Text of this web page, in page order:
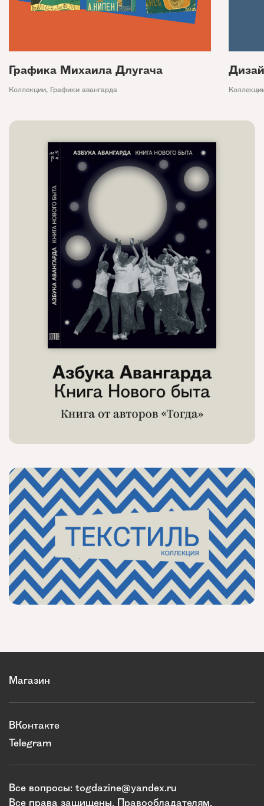
Графика Михаила Длугача
Коллекции, Графики авангарда
Магазин
ВКонтакте
Telegram
Все вопросы: togdazine@yandex.ru
Все права защищены. Правообладателям.